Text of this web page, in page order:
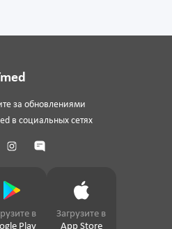
за обновлениями
в социальных сетях
в
Play
Загрузите в
App Store